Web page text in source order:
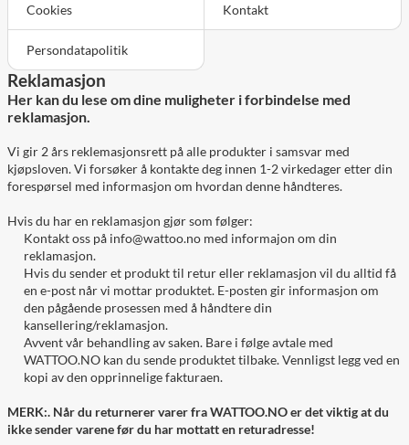
Cookies Kontakt
Persondatapolitik
Reklamasjon
Her kan du lese om dine muligheter i forbindelse med
reklamasjon.
Vi gir 2 års reklemasjonsrett på alle produkter i samsvar med
kjøpsloven. Vi forsøker å kontakte deg innen 1-2 virkedager etter din
forespørsel med informasjon om hvordan denne håndteres.
Hvis du har en reklamasjon gjør som følger:
Kontakt oss på info@wattoo.no med informajon om din
reklamasjon.
Hvis du sender et produkt til retur eller reklamasjon vil du alltid få
en e-post når vi mottar produktet. E-posten gir informasjon om
den pågående prosessen med å håndtere din
kansellering/reklamasjon.
Avvent vår behandling av saken. Bare i følge avtale med
WATTOO.NO kan du sende produktet tilbake. Vennligst legg ved en
kopi av den opprinnelige fakturaen.
MERK:. Når du returnerer varer fra WATTOO.NO er det viktig at du
ikke sender varene før du har mottatt en returadresse!